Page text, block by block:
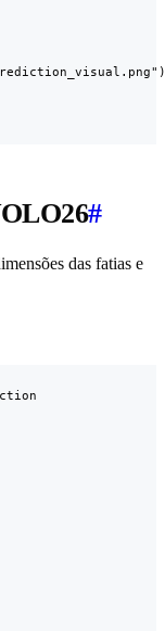
prediction_visual.png")
#
das fatias e